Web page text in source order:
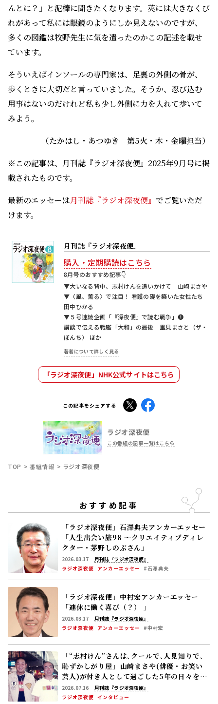
んとに？」と泥棒に聞きたくなります。莢には大きなくび
れがあって私には眼鏡のようにしか見えないのですが、
多くの図鑑は牧野先生に気を遣ったのかこの記述を載せ
ています。
そういえばインソールの専門家は、足裏の外側の骨が、
歩くときに大切だと言っていました。そうか、忍び込む
用事はないのだけれど私も少し外側に力を入れて歩いて
みよう。
（たかはし・あつゆき 第5火・木・金曜担当）
※この記事は、月刊誌『ラジオ深夜便』2025年9月号に掲
載されたものです。
最新のエッセーは月刊誌『ラジオ深夜便』 でご覧いただ
けます。
月刊誌『ラジオ深夜便』
購入・定期購読はこちら
8月号のおすすめ記事👇
▼大いなる背中、志村けんを追いかけて 山崎まさや
▼〈風、薫る〉で注目！ 看護の礎を築いた女性たち
田中ひかる
▼５号連続企画「『深夜便』で読む戦争」❶
講談で伝える戦艦「大和」の最後 里見まさと（ザ・
ぼんち） ほか
著者について詳しく見る
「ラジオ深夜便」NHK公式サイトはこちら
この記事をシェアする X Facebook
ラジオ深夜便
この番組の記事一覧はこちら
TOP 番組情報 ラジオ深夜便
おすすめ記事
「ラジオ深夜便」石澤典夫アンカーエッセー
「人生出会い旅98 ～クリエイティブディレ
クター・茅野しのぶさん」
2026.03.17
月刊誌『ラジオ深夜便』
ラジオ深夜便 アンカーエッセー #石澤典夫
「ラジオ深夜便」中村宏アンカーエッセー
「連休に働く喜び（？） 」
2026.03.17
月刊誌『ラジオ深夜便』
ラジオ深夜便 アンカーエッセー #中村宏
「“志村けん”さんは､クールで､人見知りで､
恥ずかしがり屋」――山崎まさや(俳優・お笑い
芸人)が付き人として過ごした5年の日々を語
る
2026.07.16
月刊誌『ラジオ深夜便』
ラジオ深夜便 インタビュー